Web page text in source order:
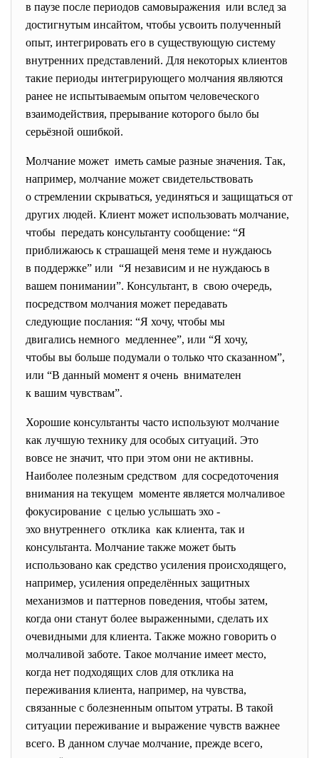
в паузе после периодов самовыражения или вслед за
достигнутым инсайтом, чтобы усвоить полученный
опыт, интегрировать его в существующую систему
внутренних представлений. Для некоторых клиентов
такие периоды интегрирующего молчания являются
ранее не испытываемым опытом человеческого
взаимодействия, прерывание которого было бы
серьёзной ошибкой.
Молчание может иметь самые разные значения. Так,
например, молчание может свидетельствовать
о стремлении скрываться, уединяться и защищаться от
других людей. Клиент может использовать молчание,
чтобы передать консультанту сообщение: “Я
приближаюсь к страшащей меня теме и нуждаюсь
в поддержке” или “Я независим и не нуждаюсь в
вашем понимании”. Консультант, в свою очередь,
посредством молчания может передавать
следующие послания: “Я хочу, чтобы мы
двигались немного медленнее”, или “Я хочу,
чтобы вы больше подумали о только что сказанном”,
или “В данный момент я очень внимателен
к вашим чувствам”.
Хорошие консультанты часто используют молчание
как лучшую технику для особых ситуаций. Это
вовсе не значит, что при этом они не активны.
Наиболее полезным средством для сосредоточения
внимания на текущем моменте является молчаливое
фокусирование с целью услышать эхо -
эхо внутреннего отклика как клиента, так и
консультанта. Молчание также может быть
использовано как средство усиления происходящего,
например, усиления определённых защитных
механизмов и паттернов поведения, чтобы затем,
когда они станут более выраженными, сделать их
очевидными для клиента. Также можно говорить о
молчаливой заботе. Такое молчание имеет место,
когда нет подходящих слов для отклика на
переживания клиента, например, на чувства,
связанные с болезненным опытом утраты. В такой
ситуации переживание и выражение чувств важнее
всего. В данном случае молчание, прежде всего,